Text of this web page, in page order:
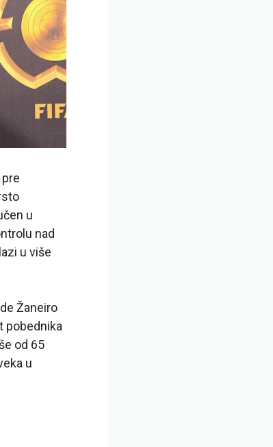
u
nad
u više
Žaneiro
pobednika
od 65
u